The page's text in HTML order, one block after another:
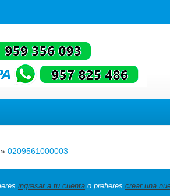
» 0209561000003
ingresar a tu cuenta o prefieres crear una